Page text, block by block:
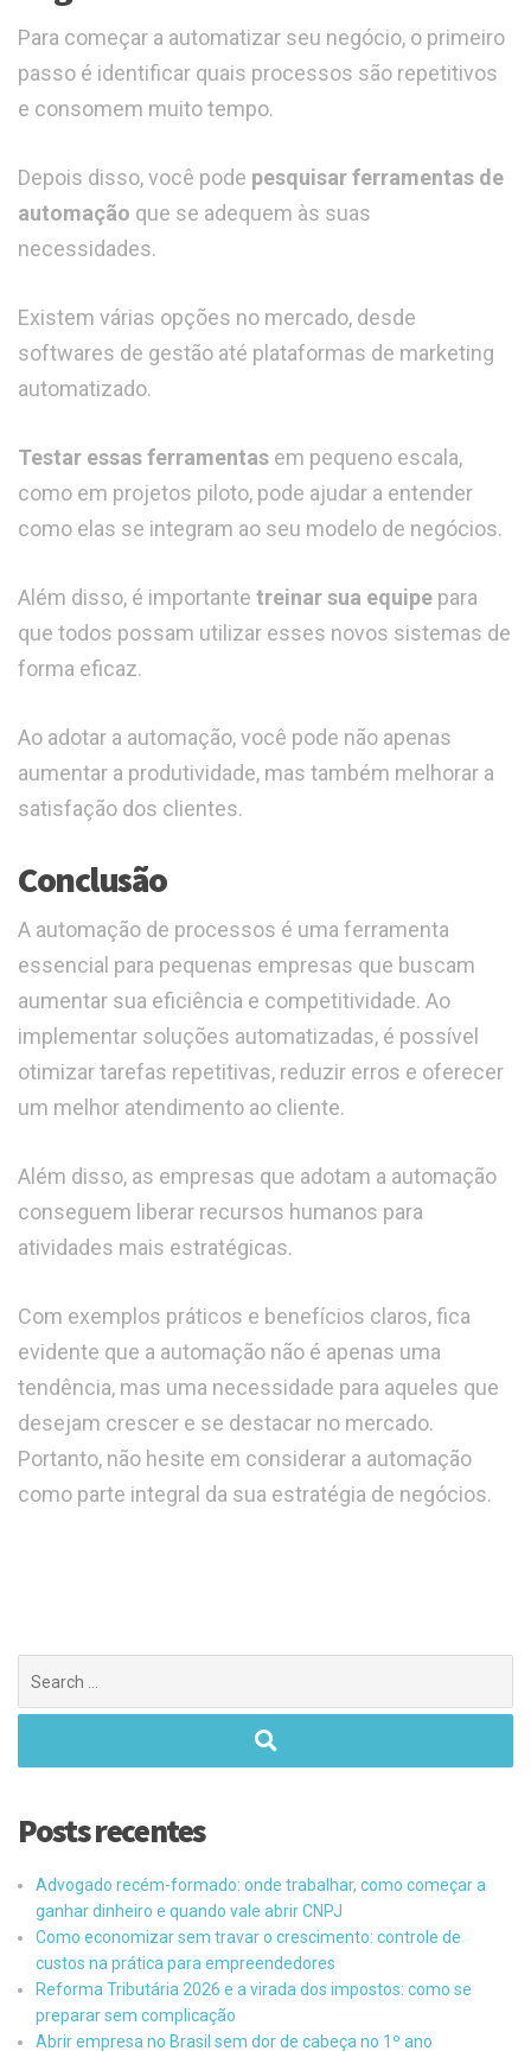
Para começar a automatizar seu negócio, o primeiro
passo é identificar quais processos são repetitivos
e consomem muito tempo.
Depois disso, você pode pesquisar ferramentas de
automação que se adequem às suas
necessidades.
Existem várias opções no mercado, desde
softwares de gestão até plataformas de marketing
automatizado.
Testar essas ferramentas em pequeno escala,
como em projetos piloto, pode ajudar a entender
como elas se integram ao seu modelo de negócios.
Além disso, é importante treinar sua equipe para
que todos possam utilizar esses novos sistemas de
forma eficaz.
Ao adotar a automação, você pode não apenas
aumentar a produtividade, mas também melhorar a
satisfação dos clientes.
Conclusão
A automação de processos é uma ferramenta
essencial para pequenas empresas que buscam
aumentar sua eficiência e competitividade. Ao
implementar soluções automatizadas, é possível
otimizar tarefas repetitivas, reduzir erros e oferecer
um melhor atendimento ao cliente.
Além disso, as empresas que adotam a automação
conseguem liberar recursos humanos para
atividades mais estratégicas.
Com exemplos práticos e benefícios claros, fica
evidente que a automação não é apenas uma
tendência, mas uma necessidade para aqueles que
desejam crescer e se destacar no mercado.
Portanto, não hesite em considerar a automação
como parte integral da sua estratégia de negócios.
Posts recentes
Advogado recém-formado: onde trabalhar, como começar a
ganhar dinheiro e quando vale abrir CNPJ
Como economizar sem travar o crescimento: controle de
custos na prática para empreendedores
Reforma Tributária 2026 e a virada dos impostos: como se
preparar sem complicação
Abrir empresa no Brasil sem dor de cabeça no 1º ano